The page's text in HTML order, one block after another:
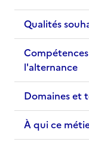
Qualités
l'alternance
Domaines et
À qui ce